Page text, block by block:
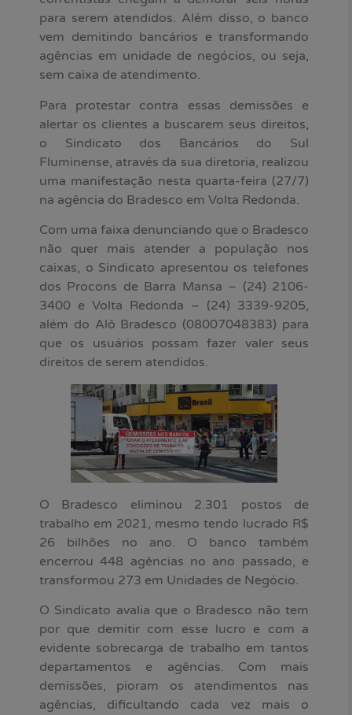
para serem atendidos. Além disso, o banco
vem demitindo bancários e transformando
agências em unidade de negócios, ou seja,
sem caixa de atendimento.
Para protestar contra essas demissões e
alertar os clientes a buscarem seus direitos,
o Sindicato dos Bancários do Sul
Fluminense, através da sua diretoria, realizou
uma manifestação nesta quarta-feira (27/7)
na agência do Bradesco em Volta Redonda.
Com uma faixa denunciando que o Bradesco
não quer mais atender a população nos
caixas, o Sindicato apresentou os telefones
dos Procons de Barra Mansa – (24) 2106-
3400 e Volta Redonda – (24) 3339-9205,
além do Alô Bradesco (08007048383) para
que os usuários possam fazer valer seus
direitos de serem atendidos.
O Bradesco eliminou 2.301 postos de
trabalho em 2021, mesmo tendo lucrado R$
26 bilhões no ano. O banco também
encerrou 448 agências no ano passado, e
transformou 273 em Unidades de Negócio.
O Sindicato avalia que o Bradesco não tem
por que demitir com esse lucro e com a
evidente sobrecarga de trabalho em tantos
departamentos e agências. Com mais
demissões, pioram os atendimentos nas
agências, dificultando cada vez mais o